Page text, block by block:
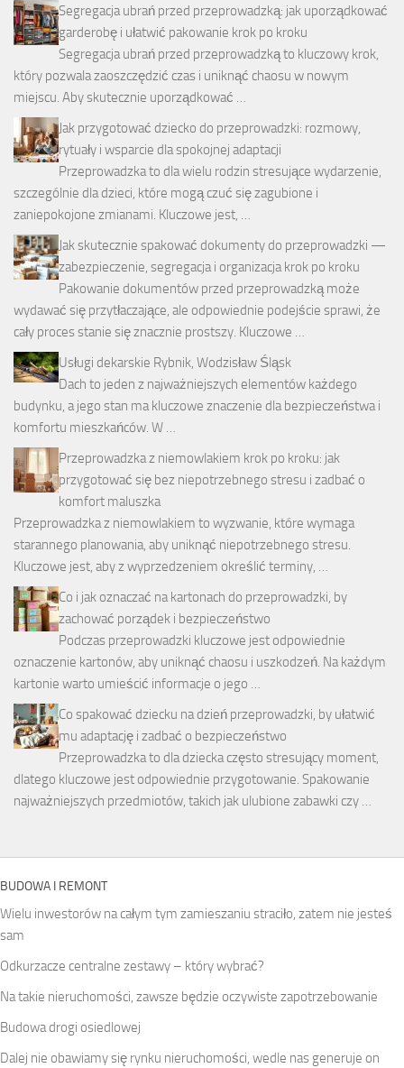
Segregacja ubrań przed przeprowadzką: jak uporządkować
garderobę i ułatwić pakowanie krok po kroku
Segregacja ubrań przed przeprowadzką to kluczowy krok,
który pozwala zaoszczędzić czas i uniknąć chaosu w nowym
miejscu. Aby skutecznie uporządkować …
Jak przygotować dziecko do przeprowadzki: rozmowy,
rytuały i wsparcie dla spokojnej adaptacji
Przeprowadzka to dla wielu rodzin stresujące wydarzenie,
szczególnie dla dzieci, które mogą czuć się zagubione i
zaniepokojone zmianami. Kluczowe jest, …
Jak skutecznie spakować dokumenty do przeprowadzki —
zabezpieczenie, segregacja i organizacja krok po kroku
Pakowanie dokumentów przed przeprowadzką może
wydawać się przytłaczające, ale odpowiednie podejście sprawi, że
cały proces stanie się znacznie prostszy. Kluczowe …
Usługi dekarskie Rybnik, Wodzisław Śląsk
Dach to jeden z najważniejszych elementów każdego
budynku, a jego stan ma kluczowe znaczenie dla bezpieczeństwa i
komfortu mieszkańców. W …
Przeprowadzka z niemowlakiem krok po kroku: jak
przygotować się bez niepotrzebnego stresu i zadbać o
komfort maluszka
Przeprowadzka z niemowlakiem to wyzwanie, które wymaga
starannego planowania, aby uniknąć niepotrzebnego stresu.
Kluczowe jest, aby z wyprzedzeniem określić terminy, …
Co i jak oznaczać na kartonach do przeprowadzki, by
zachować porządek i bezpieczeństwo
Podczas przeprowadzki kluczowe jest odpowiednie
oznaczenie kartonów, aby uniknąć chaosu i uszkodzeń. Na każdym
kartonie warto umieścić informacje o jego …
Co spakować dziecku na dzień przeprowadzki, by ułatwić
mu adaptację i zadbać o bezpieczeństwo
Przeprowadzka to dla dziecka często stresujący moment,
dlatego kluczowe jest odpowiednie przygotowanie. Spakowanie
najważniejszych przedmiotów, takich jak ulubione zabawki czy …
BUDOWA I REMONT
Wielu inwestorów na całym tym zamieszaniu straciło, zatem nie jesteś
sam
Odkurzacze centralne zestawy – który wybrać?
Na takie nieruchomości, zawsze będzie oczywiste zapotrzebowanie
Budowa drogi osiedlowej
Dalej nie obawiamy się rynku nieruchomości, wedle nas generuje on